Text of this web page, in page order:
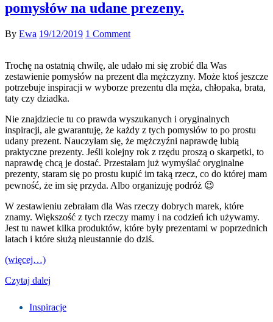
pomysłów na udane prezeny.
By Ewa 19/12/2019 1 Comment
Trochę na ostatnią chwilę, ale udało mi się zrobić dla Was
zestawienie pomysłów na prezent dla mężczyzny. Może ktoś jeszcze
potrzebuje inspiracji w wyborze prezentu dla męża, chłopaka, brata,
taty czy dziadka.
Nie znajdziecie tu co prawda wyszukanych i oryginalnych
inspiracji, ale gwarantuję, że każdy z tych pomysłów to po prostu
udany prezent. Nauczyłam się, że mężczyźni naprawdę lubią
praktyczne prezenty. Jeśli kolejny rok z rzędu proszą o skarpetki, to
naprawdę chcą je dostać. Przestałam już wymyślać oryginalne
prezenty, staram się po prostu kupić im taką rzecz, co do której mam
pewność, że im się przyda. Albo organizuję podróż 😉
W zestawieniu zebrałam dla Was rzeczy dobrych marek, które
znamy. Większość z tych rzeczy mamy i na codzień ich używamy.
Jest tu nawet kilka produktów, które były prezentami w poprzednich
latach i które służą nieustannie do dziś.
(więcej…)
Czytaj dalej
Inspiracje